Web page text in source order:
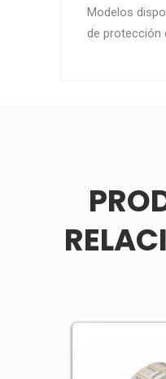
Modelos
de protección